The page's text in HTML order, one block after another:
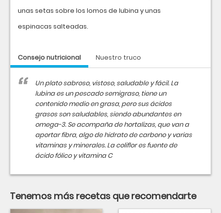
unas setas sobre los lomos de lubina y unas
espinacas salteadas.
Consejo nutricional Nuestro truco
Un plato sabroso, vistoso, saludable y fácil. La
lubina es un pescado semigraso, tiene un
contenido medio en grasa, pero sus ácidos
grasos son saludables, siendo abundantes en
omega-3. Se acompaña de hortalizas, que van a
aportar fibra, algo de hidrato de carbono y varias
vitaminas y minerales. La coliflor es fuente de
ácido fólico y vitamina C
Tenemos más recetas que recomendarte